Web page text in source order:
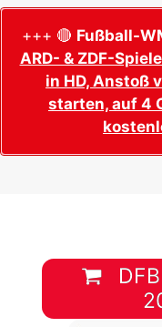
+++ 🔴 Fußball-
ARD- & ZDF-
in HD, Anstoß
starten, auf 4